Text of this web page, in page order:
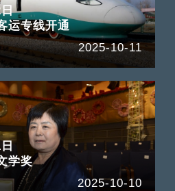
运专线开通
2025-10-11
学奖
2025-10-10